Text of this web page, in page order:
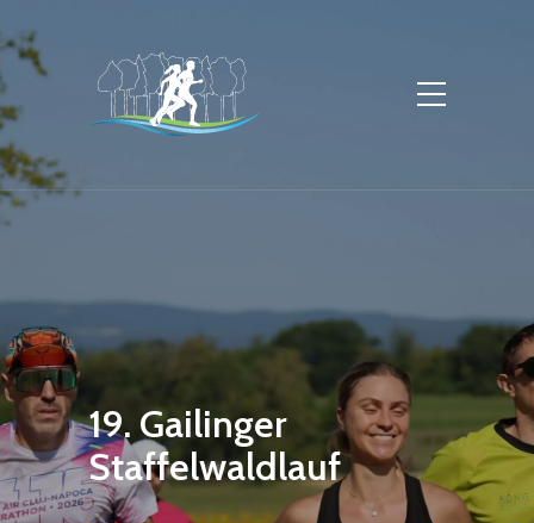
19. Gailinger
Staffelwaldlauf